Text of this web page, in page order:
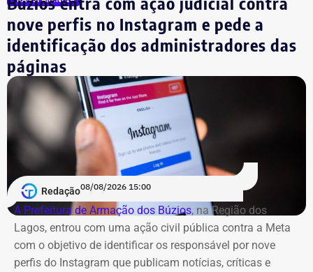
nove perfis no Instagram e pede a
identificação dos administradores das
páginas
Redação08/08/2026 15:00
A Prefeitura de Armação dos Búzios, na Região dos
Lagos, entrou com uma ação civil pública contra a Meta
com o objetivo de identificar os responsável por nove
perfis do Instagram que publicam notícias, críticas e